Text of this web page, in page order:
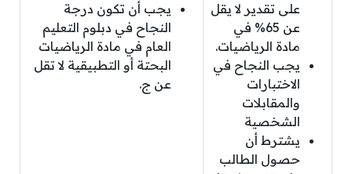
على تقدير لا يقل
عن 65% في
مادة الرياضيات.
يجب النجاح في
الاختبارات
والمقابلات
الشخصية
يشترط أن
حصول الطالب
يجب أن تكون درجة
النجاح في دبلوم التعليم
العام في مادة الرياضيات
البحتة أو التطبيقية لا تقل
عن ج.